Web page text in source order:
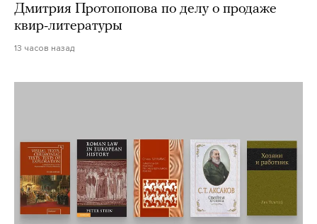
Дмитрия Протопопова по делу о продаже
квир-литературы
13 часов назад